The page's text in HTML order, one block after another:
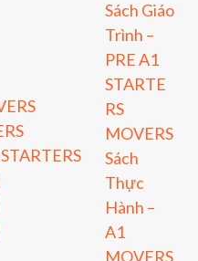
Sách Giáo
Trình –
PRE A1
STARTE
RS
MOVERS
Sách
Thực
Hành –
A1
MOVERS